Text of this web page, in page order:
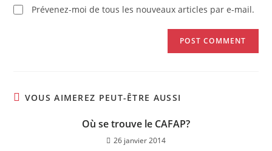
Prévenez-moi de tous les nouveaux articles par e-mail.
VOUS AIMEREZ PEUT-ÊTRE AUSSI
Où se trouve le CAFAP?
26 janvier 2014